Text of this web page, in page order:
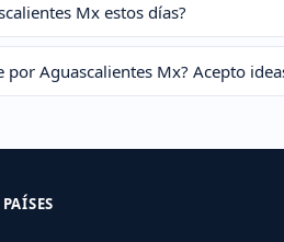
Mx estos días?
por Aguascalientes Mx? Acepto
PAÍSES